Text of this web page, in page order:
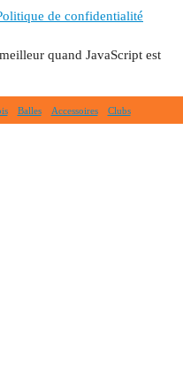
de confidentialité
quand JavaScript est
Balles Accessoires Clubs